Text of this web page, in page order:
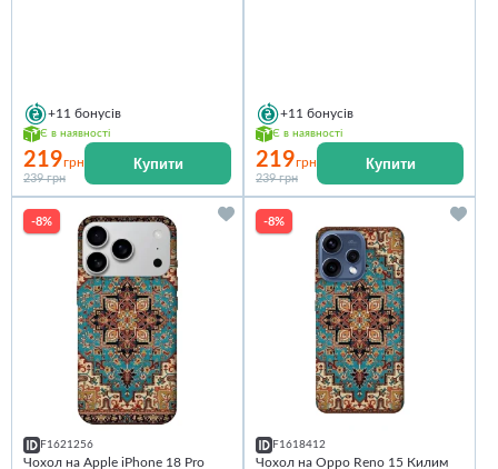
+11 бонусів
Є в наявності
219грн
239 грн
Купити
+11 бонусів
Є в наявності
219грн
239 грн
Купити
-8%
F1621256
Чохол на Apple iPhone 18 Pro
-8%
F1618412
Чохол на Oppo Reno 15 Килим